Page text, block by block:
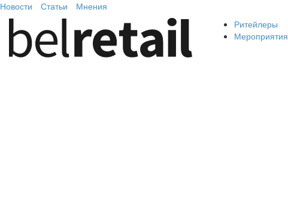
Новости Статьи Мнения
Ритейлеры
Мероприятия